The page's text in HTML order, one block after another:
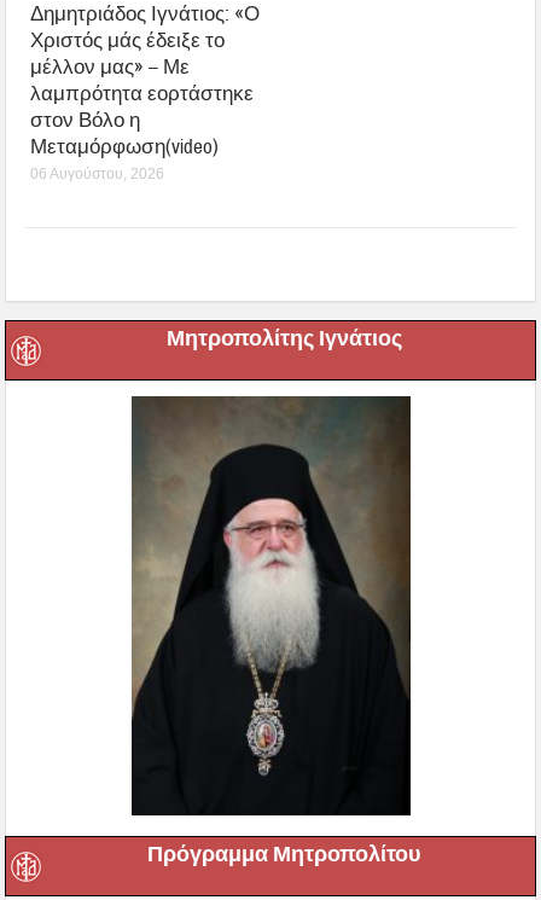
Δημητριάδος Ιγνάτιος: «Ο
Χριστός μάς έδειξε το
μέλλον μας» – Με
λαμπρότητα εορτάστηκε
στον Βόλο η
Μεταμόρφωση(video)
06 Αυγούστου, 2026
Μητροπολίτης Ιγνάτιος
Πρόγραμμα Μητροπολίτου